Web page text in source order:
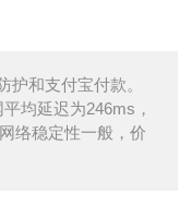
和支付宝付款。
均延迟为246ms，
络稳定性一般，价